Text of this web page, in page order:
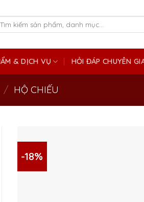
& DỊCH VỤ HỎI ĐÁP CHUYÊN
/ HỘ CHIẾU
-18%